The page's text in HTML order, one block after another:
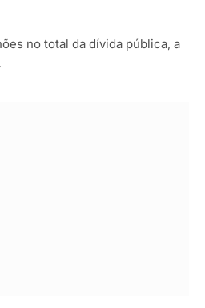
no total da dívida pública, a